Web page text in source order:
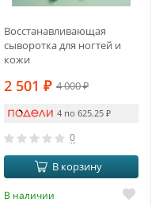
Восстанавливающая
сыворотка для ногтей и
кожи
2 501 ₽ 4 000₽
4 по 625.25 ₽
0
В корзину
В наличии